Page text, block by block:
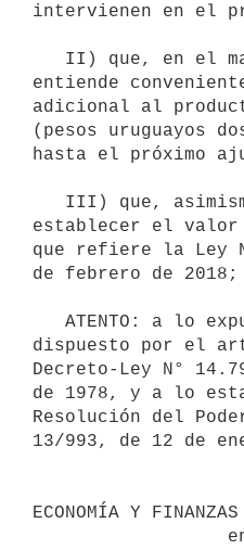
intervienen en el
entiende
adicional al
(pesos uruguayos
hasta el próximo
establecer el
que refiere la Ley
de febrero de 2018;
dispuesto por el
Decreto-Ley N°
de 1978, y a lo
Resolución del
13/993, de 12 de
ECONOMÍA Y FINANZAS